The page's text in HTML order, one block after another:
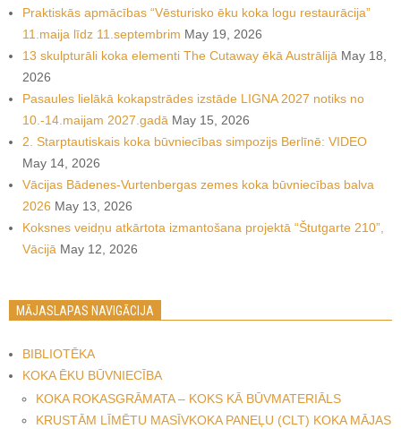
Praktiskās apmācības “Vēsturisko ēku koka logu restaurācija”
11.maija līdz 11.septembrim May 19, 2026
13 skulpturāli koka elementi The Cutaway ēkā Austrālijā May 18,
2026
Pasaules lielākā kokapstrādes izstāde LIGNA 2027 notiks no
10.-14.maijam 2027.gadā May 15, 2026
2. Starptautiskais koka būvniecības simpozijs Berlīnē: VIDEO
May 14, 2026
Vācijas Bādenes-Vurtenbergas zemes koka būvniecības balva
2026 May 13, 2026
Koksnes veidņu atkārtota izmantošana projektā “Štutgarte 210”,
Vācijā May 12, 2026
MĀJASLAPAS NAVIGĀCIJA
BIBLIOTĒKA
KOKA ĒKU BŪVNIECĪBA
KOKA ROKASGRĀMATA – KOKS KĀ BŪVMATERIĀLS
KRUSTĀM LĪMĒTU MASĪVKOKA PANEĻU (CLT) KOKA MĀJAS